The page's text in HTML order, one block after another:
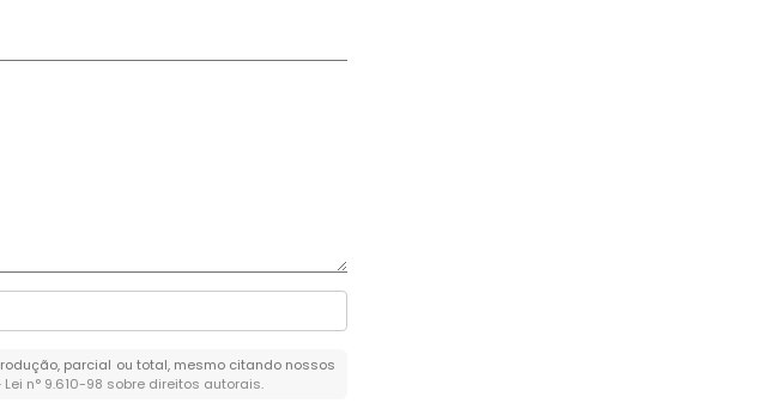
parcial ou total, mesmo citando nossos
Lei n° 9.610-98 sobre direitos autorais.